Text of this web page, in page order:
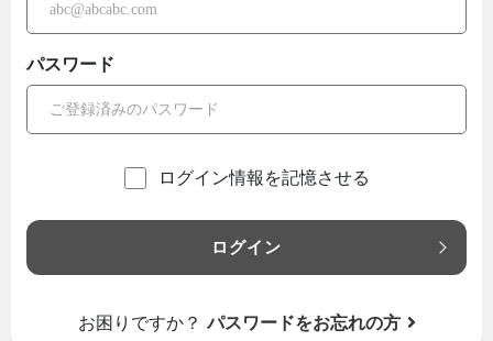
パスワード
ログイン情報を記憶させる
ログイン
お困りですか？ パスワードをお忘れの方